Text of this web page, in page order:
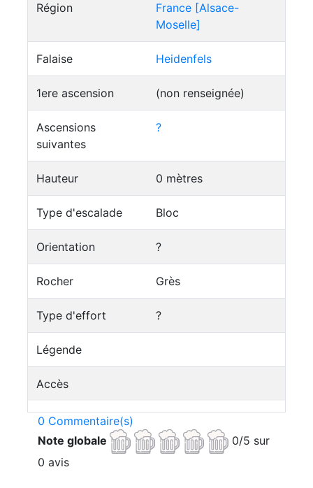
Région
France [Alsace-
Moselle]
Falaise Heidenfels
1ere ascension (non renseignée)
Ascensions
suivantes
?
Hauteur 0 mètres
Type d'escalade Bloc
Orientation ?
Rocher Grès
Type d'effort ?
Légende
Accès
0 Commentaire(s)
Note globale
0/5 sur
0 avis